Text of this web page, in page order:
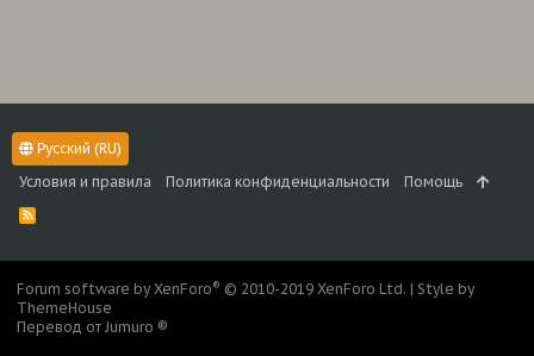
Русский (RU)
Условия и правила
Политика конфиденциальности Помощь
R
S
Forum software by XenForo® © 2010-2019 XenForo Ltd. | Style by
ThemeHouse
Перевод от Jumuro ®